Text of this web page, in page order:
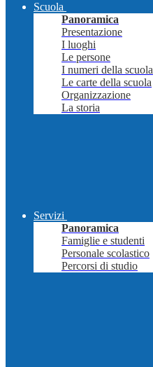
Scuola
Panoramica
Presentazione
I luoghi
Le persone
I numeri della scuola
Le carte della scuola
Organizzazione
La storia
Servizi
Panoramica
Famiglie e studenti
Personale scolastico
Percorsi di studio